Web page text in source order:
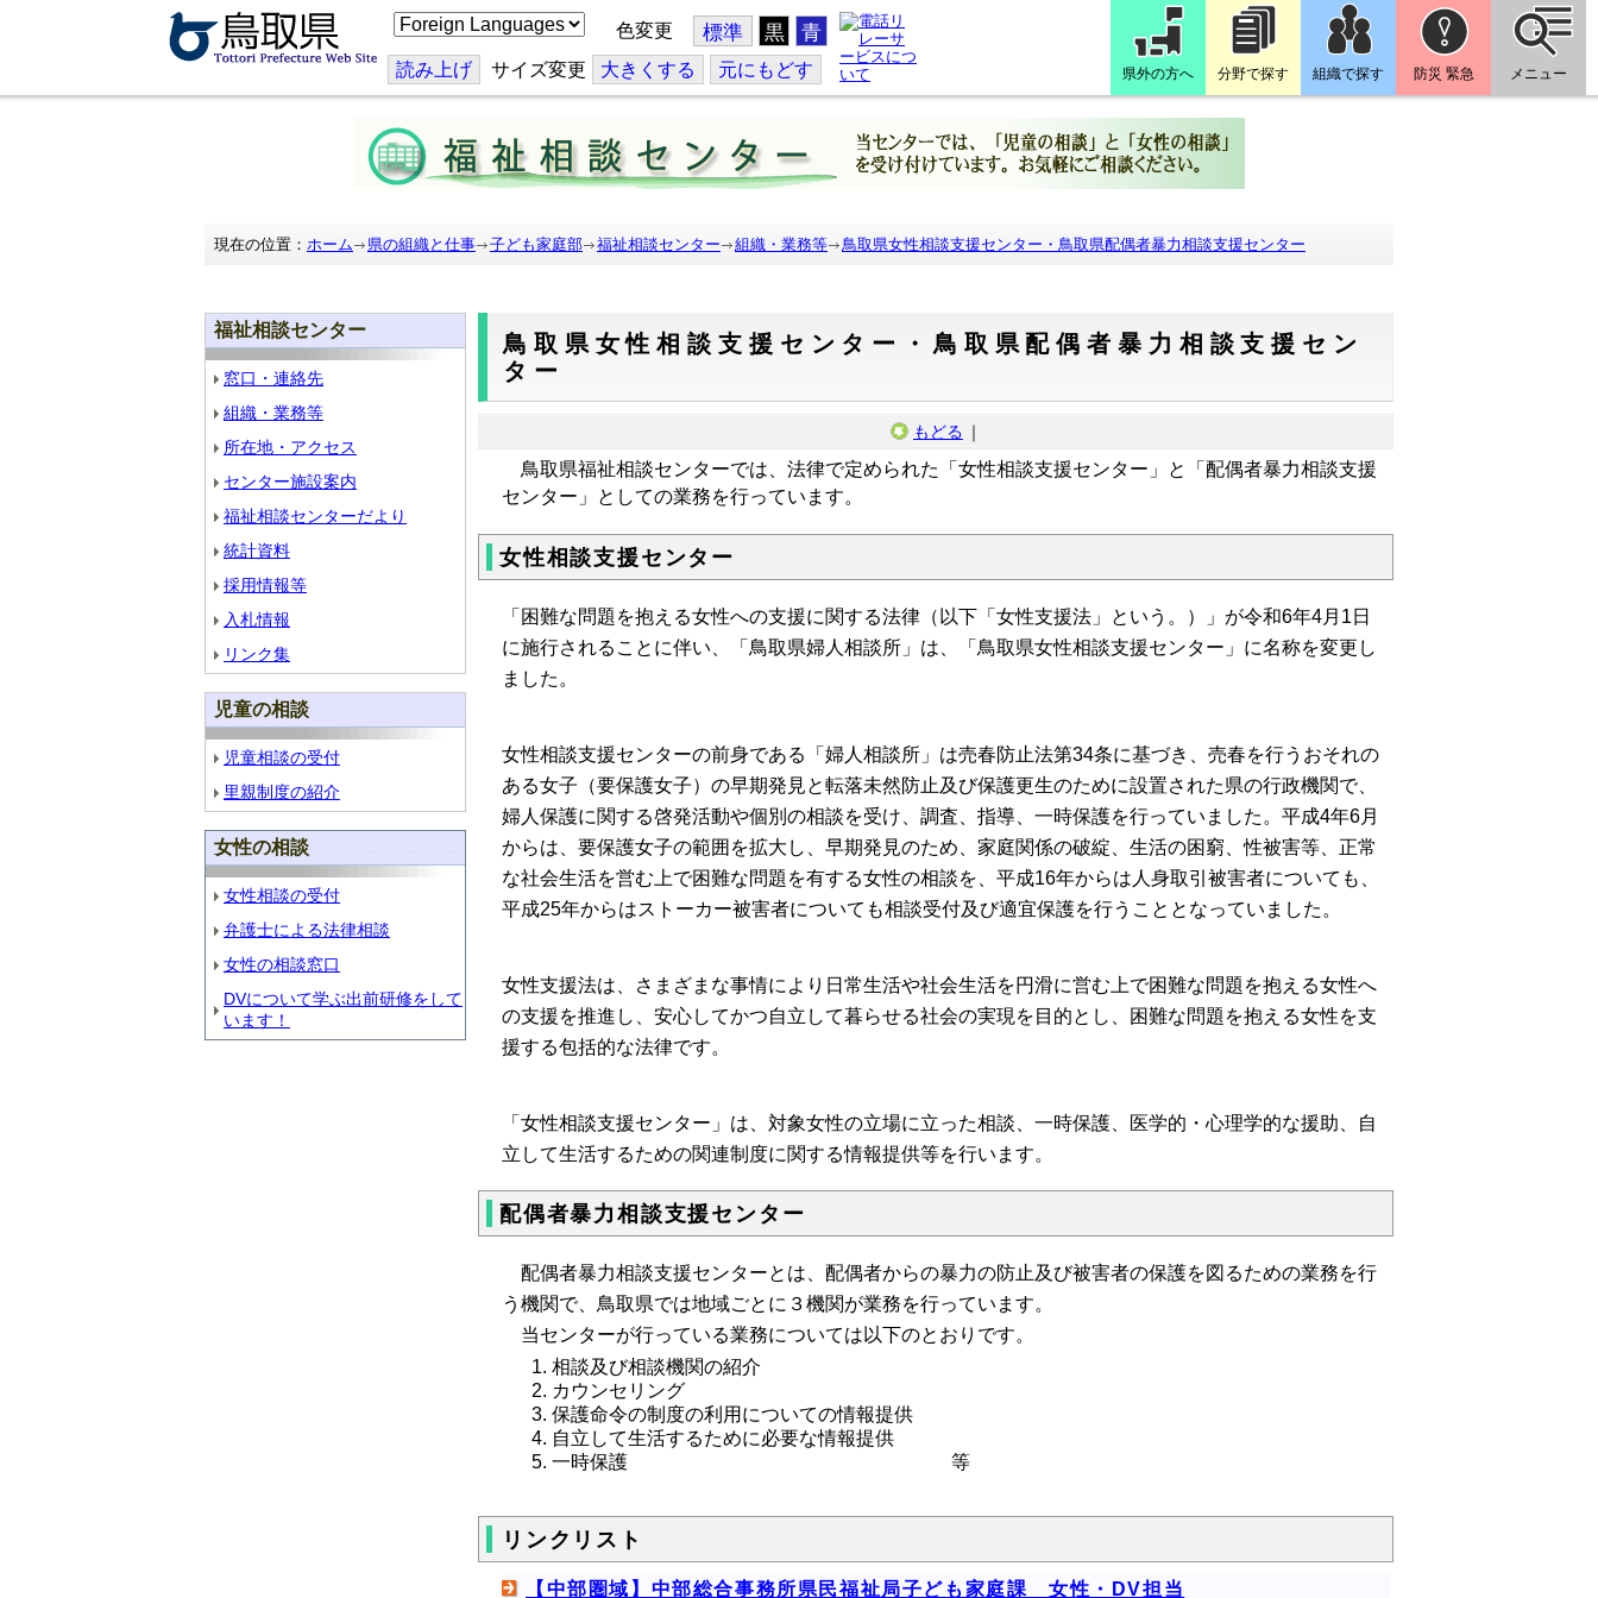
こ
の
ジ
を
訳
す
る
色変更 標準 黒 青
読み上げ サイズ変更 大きくする 元にもどす 県外の方へ 分野で探す 組織で探す 防災 緊急 メニュー
現在の位置： ホーム 県の組織と仕事 子ども家庭部 福祉相談センター 組織・業務等 鳥取県女性相談支援センター・鳥取県配偶者暴力相談支援センター
福祉相談センター
窓口・連絡先
組織・業務等
所在地・アクセス
センター施設案内
福祉相談センターだより
統計資料
採用情報等
入札情報
リンク集
児童の相談
児童相談の受付
里親制度の紹介
女性の相談
女性相談の受付
弁護士による法律相談
女性の相談窓口
DVについて学ぶ出前研修をして
います！
鳥取県女性相談支援センター・鳥取県配偶者暴力相談支援セン
ター
もどる ｜
鳥取県福祉相談センターでは、法律で定められた「女性相談支援センター」と「配偶者暴力相談支援
センター」としての業務を行っています。
女性相談支援センター
「困難な問題を抱える女性への支援に関する法律（以下「女性支援法」という。）」が令和6年4月1日
に施行されることに伴い、「鳥取県婦人相談所」は、「鳥取県女性相談支援センター」に名称を変更し
ました。
女性相談支援センターの前身である「婦人相談所」は売春防止法第34条に基づき、売春を行うおそれの
ある女子（要保護女子）の早期発見と転落未然防止及び保護更生のために設置された県の行政機関で、
婦人保護に関する啓発活動や個別の相談を受け、調査、指導、一時保護を行っていました。 平成4年6月
からは、要保護女子の範囲を拡大し、早期発見のため、家庭関係の破綻、生活の困窮、性被害等、正常
な社会生活を営む上で困難な問題を有する女性の相談を、 平成16年からは人身取引被害者についても、
平成25年からはストーカー被害者についても相談受付及び適宜保護を行うこととなっていました。
女性支援法は、さまざまな事情により日常生活や社会生活を円滑に営む上で困難な問題を抱える女性へ
の支援を推進し、安心してかつ自立して暮らせる社会の実現を目的とし、困難な問題を抱える女性を支
援する包括的な法律です。
「女性相談支援センター」は、対象女性の立場に立った相談、一時保護、医学的・心理学的な援助、自
立して生活するための関連制度に関する情報提供等を行います。
配偶者暴力相談支援センター
配偶者暴力相談支援センターとは、配偶者からの暴力の防止及び被害者の保護を図るための業務を行
う機関で、鳥取県では地域ごとに３機関が業務を行っています。
当センターが行っている業務については以下のとおりです。
相談及び相談機関の紹介
カウンセリング
保護命令の制度の利用についての情報提供
自立して生活するために必要な情報提供
一時保護 等
リンクリスト
【中部圏域】中部総合事務所県民福祉局子ども家庭課 女性・DV担当